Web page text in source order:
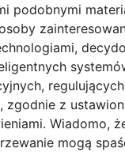
podobnymi
zgodnie z
Wiadomo,
mogą